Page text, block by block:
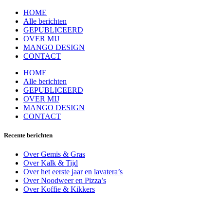
HOME
Alle berichten
GEPUBLICEERD
OVER MIJ
MANGO DESIGN
CONTACT
HOME
Alle berichten
GEPUBLICEERD
OVER MIJ
MANGO DESIGN
CONTACT
Recente berichten
Over Gemis & Gras
Over Kalk & Tijd
Over het eerste jaar en lavatera’s
Over Noodweer en Pizza’s
Over Koffie & Kikkers